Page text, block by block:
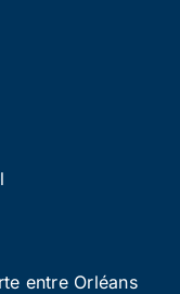
entre Orléans